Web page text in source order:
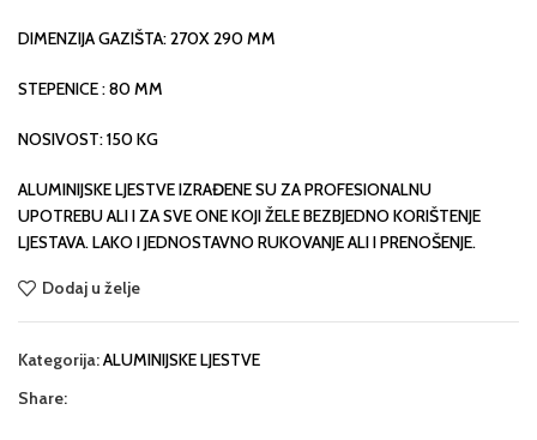
DIMENZIJA GAZIŠTA: 270X 290 MM
STEPENICE : 80 MM
NOSIVOST: 150 KG
ALUMINIJSKE LJESTVE IZRAĐENE SU ZA PROFESIONALNU
UPOTREBU ALI I ZA SVE ONE KOJI ŽELE BEZBJEDNO KORIŠTENJE
LJESTAVA. LAKO I JEDNOSTAVNO RUKOVANJE ALI I PRENOŠENJE.
Dodaj u želje
Kategorija:ALUMINIJSKE LJESTVE
Share: